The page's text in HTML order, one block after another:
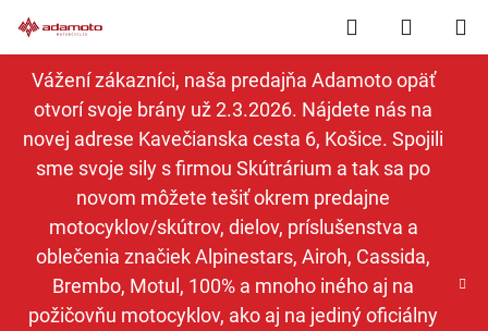
na
obsah
Vážení zákazníci, naša predajňa Adamoto opäť
otvorí svoje brány už 2.3.2026. Nájdete nás na
novej adrese Kavečianska cesta 6, Košice. Spojili
sme svoje sily s firmou Skútrárium a tak sa po
novom môžete tešiť okrem predajne
motocyklov/skútrov, dielov, príslušenstva a
oblečenia značiek Alpinestars, Airoh, Cassida,
Brembo, Motul, 100% a mnoho iného aj na
požičovňu motocyklov, ako aj na jediný oficiálny
Hľadať
KOŠÍK